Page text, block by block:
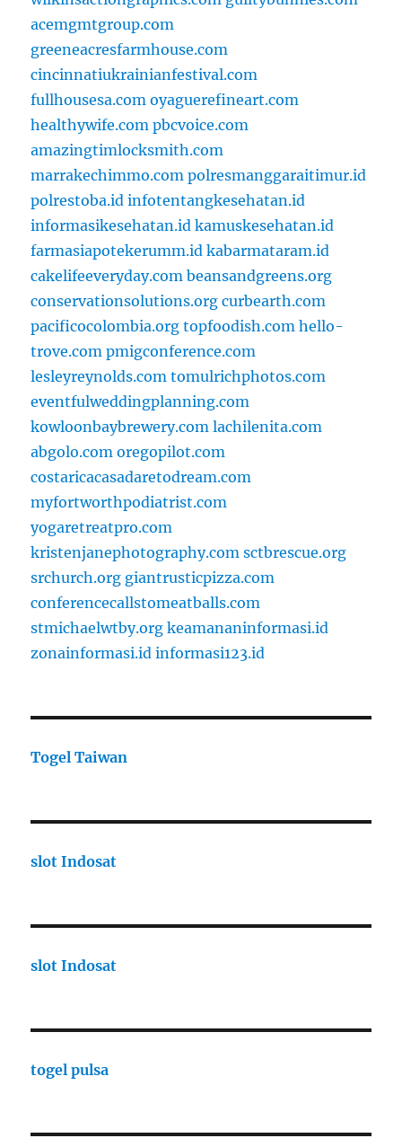
acemgmtgroup.com
greeneacresfarmhouse.com
cincinnatiukrainianfestival.com
fullhousesa.com oyaguerefineart.com
healthywife.com pbcvoice.com
amazingtimlocksmith.com
marrakechimmo.com polresmanggaraitimur.id
polrestoba.id infotentangkesehatan.id
informasikesehatan.id kamuskesehatan.id
farmasiapotekerumm.id kabarmataram.id
cakelifeeveryday.com beansandgreens.org
conservationsolutions.org curbearth.com
pacificocolombia.org topfoodish.com hello-
trove.com pmigconference.com
lesleyreynolds.com tomulrichphotos.com
eventfulweddingplanning.com
kowloonbaybrewery.com lachilenita.com
abgolo.com oregopilot.com
costaricacasadaretodream.com
myfortworthpodiatrist.com
yogaretreatpro.com
kristenjanephotography.com sctbrescue.org
srchurch.org giantrusticpizza.com
conferencecallstomeatballs.com
stmichaelwtby.org keamananinformasi.id
zonainformasi.id informasi123.id
Togel Taiwan
slot Indosat
slot Indosat
togel pulsa